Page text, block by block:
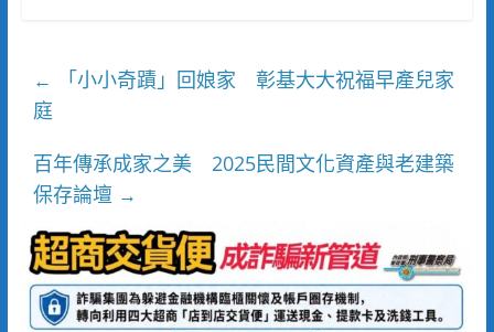
←
「小小奇蹟」回娘家 彰基大大祝福早產兒家
庭
百年傳承成家之美 2025民間文化資產與老建築
保存論壇 →